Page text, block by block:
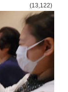
(13,122)